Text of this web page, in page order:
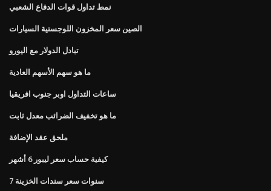
نمط تداول قوات الدفاع الشعبي
الصين سعر المخزون اللوجستية السيارات
تبادل الدولار مع اليورو
ما هو سهم الأسهم العادية
ساعات التداول اوبر جنوب افريقيا
ما هو تخفيف الضرائب معدل ثابت
ملحق عقد الإضافة
كيفية حساب سعر ليبور 6 أشهر
7 سنوات سعر سندات الخزينة